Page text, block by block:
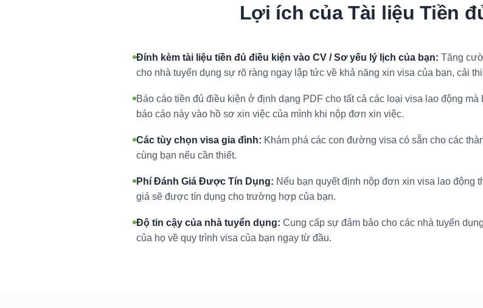
Lợi ích của Tài liệu Tiền
Đính kèm tài liệu tiền đủ điều kiện vào CV / Sơ yếu lý lịch của bạn: Tăng
cho nhà tuyển dụng sự rõ ràng ngay lập tức về khả năng xin visa của bạn, cải
Báo cáo tiền đủ điều kiện ở định dạng PDF cho tất cả các loại visa lao động
báo cáo này vào hồ sơ xin việc của mình khi nộp đơn xin việc.
Các tùy chọn visa gia đình: Khám phá các con đường visa có sẵn cho các
cùng bạn nếu cần thiết.
Phí Đánh Giá Được Tín Dụng: Nếu bạn quyết định nộp đơn xin visa lao động
giá sẽ được tín dụng cho trường hợp của bạn.
Độ tin cậy của nhà tuyển dụng: Cung cấp sự đảm bảo cho các nhà tuyển
của họ về quy trình visa của bạn ngay từ đầu.